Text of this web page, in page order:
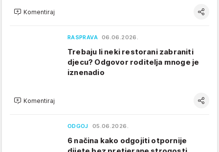
Komentiraj
RASPRAVA 06.06.2026.
Trebaju li neki restorani zabraniti
djecu? Odgovor roditelja mnoge je
iznenadio
Komentiraj
ODGOJ 05.06.2026.
6 načina kako odgojiti otpornije